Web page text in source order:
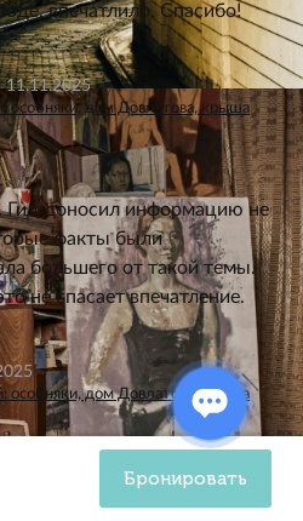
впечатлило. Спасибо!
11.11.2025
особняки, дом Довлатова, крыша
Гид доносил информацию не
факты были
большего от такой темы.
не спасает впечатление.
особняки, дом Довлатова, крыша
увлекательную прогулку
Бронировать